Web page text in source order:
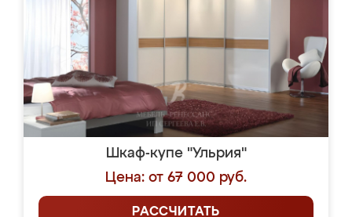
Шкаф-купе "Ульрия"
Цена: от 67 000 руб.
РАССЧИТАТЬ